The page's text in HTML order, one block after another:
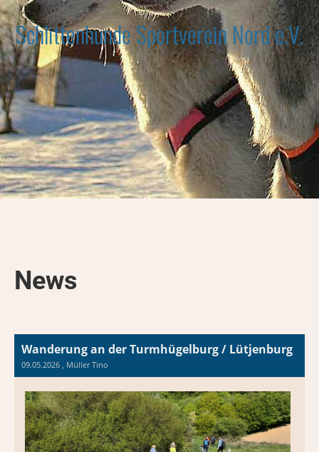
Schlittenhunde Sportverein Nord e.V.
News
Wanderung an der Turmhügelburg / Lütjenburg
09.05.2026 , Müller Tino